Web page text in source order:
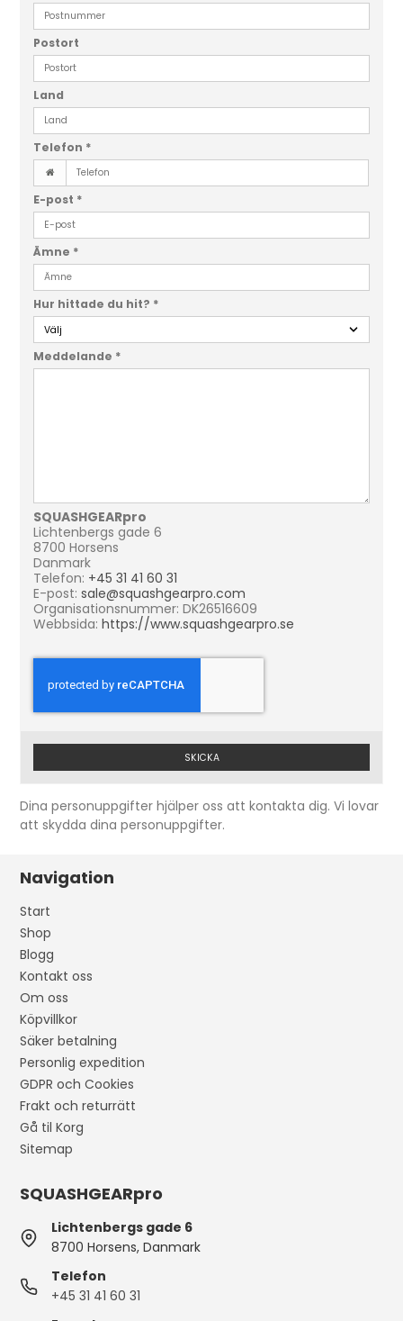
Postort
Land
Telefon *
E-post *
Ämne *
Hur hittade du hit? *
Meddelande *
SQUASHGEARpro
Lichtenbergs gade 6
8700 Horsens
Danmark
Telefon: +45 31 41 60 31
E-post:sale@squashgearpro.com
Organisationsnummer: DK26516609
Webbsida:https://www.squashgearpro.se
SKICKA
Dina personuppgifter hjälper oss att kontakta dig. Vi lovar
att skydda dina personuppgifter.
Navigation
Start
Shop
Blogg
Kontakt oss
Om oss
Köpvillkor
Säker betalning
Personlig expedition
GDPR och Cookies
Frakt och returrätt
Gå til Korg
Sitemap
SQUASHGEARpro
Lichtenbergs gade 6
8700 Horsens, Danmark
Telefon
+45 31 41 60 31